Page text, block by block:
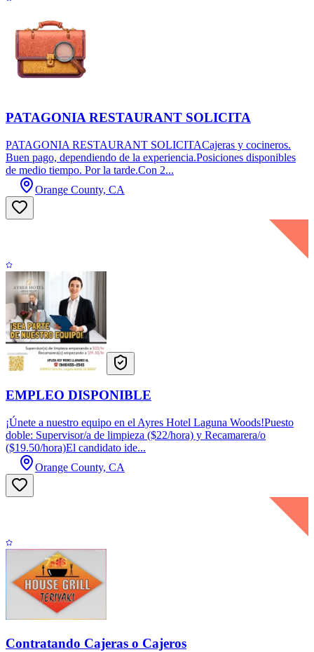
PATAGONIA RESTAURANT SOLICITA
PATAGONIA RESTAURANT SOLICITACajeras y cocineros.
Buen pago, dependiendo de la experiencia.Posiciones disponibles
de medio tiempo. Por la tarde.Con 2...
Orange County, CA
EMPLEO DISPONIBLE
¡Únete a nuestro equipo en el Ayres Hotel Laguna Woods!Puesto
doble: Supervisor/a de limpieza ($22/hora) y Recamarera/o
($19.50/hora)El candidato ide...
Orange County, CA
Contratando Cajeras o Cajeros